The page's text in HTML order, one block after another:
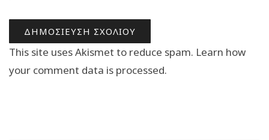
This site uses Akismet to reduce spam. Learn how
your comment data is processed.